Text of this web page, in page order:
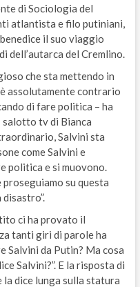
di Sociologia del
atlantista e filo putiniani,
il suo viaggio
dell’autarca del Cremlino.
che sta mettendo in
assolutamente contrario
di fare politica – ha
tv di Bianca
Salvini sta
come Salvini e
politica e si muovono.
su questa
ci ha provato il
tanti giri di parole ha
Salvini da Putin? Ma cosa
Salvini?”. E la risposta di
la dice lunga sulla statura